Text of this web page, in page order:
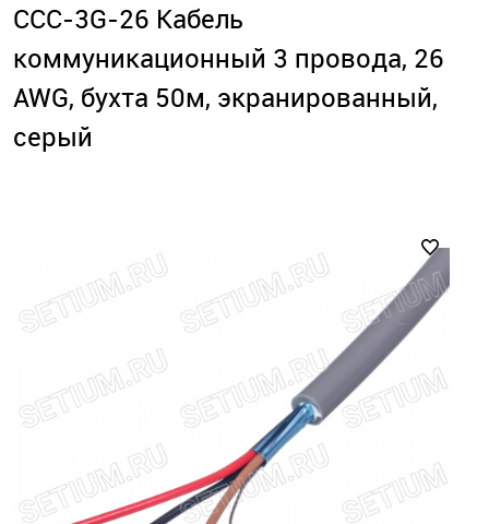
CCC-3G-26 Кабель
коммуникационный 3 провода, 26
AWG, бухта 50м, экранированный,
серый